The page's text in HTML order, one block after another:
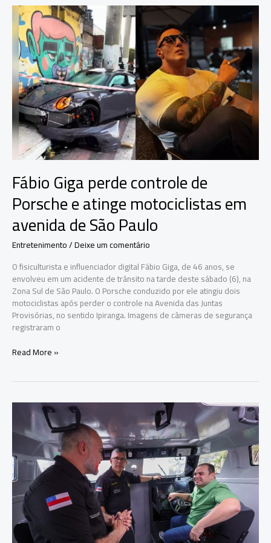
de
cursos
para
reforçar
combate
ao
crime
organizado
no
Amazonas
Fábio Giga perde controle de
Porsche e atinge motociclistas em
avenida de São Paulo
Entretenimento/Deixe um comentário
O fisiculturista e influenciador digital Fábio Giga, de 46 anos, se
envolveu em um acidente de trânsito na tarde deste sábado (6), na
Zona Sul de São Paulo. O Porsche conduzido por ele atingiu dois
motociclistas após perder o controle na Avenida das Juntas
Provisórias, no sentido Ipiranga. Imagens de câmeras de segurança
registraram o
Fábio
de
Porsche
atinge
motociclistas
em
avenida
de
São
Paulo
Read More »